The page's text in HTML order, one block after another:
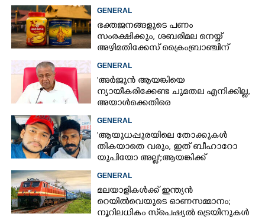
GENERAL
ഭക്തജനങ്ങളുടെ പണം
സംരക്ഷിക്കും, ശബരിമല നെയ്യ്
അഴിമതിക്കേസ് ക്രൈംബ്രാഞ്ചിന്
GENERAL
'അർജുൻ ആയങ്കിയെ
ന്യായീകരിക്കേണ്ട ചുമതല എനിക്കില്ല,
അയാൾക്കെതിരെ
GENERAL
'ആയുധപ്പുരയിലെ തോക്കുകൾ
തികയാതെ വരും, ഇത് ബീഹാറോ
യുപിയോ അല്ല';ആയങ്കിക്ക്
GENERAL
മലയാളികൾക്ക് ഇന്ത്യൻ
റെയിൽവെയുടെ ഓണസമ്മാനം;
നൂറിലധികം സ്‌പെഷ്യൽ ട്രെയിനുകൾ